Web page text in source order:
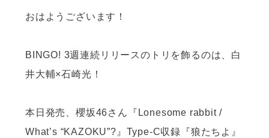
おはようございます！
BINGO! 3週連続リリースのトリを飾るのは、白
井大輔×石崎光！
本日発売、櫻坂46さん『Lonesome rabbit /
What’s “KAZOKU”?』Type-C収録『狼たちよ』